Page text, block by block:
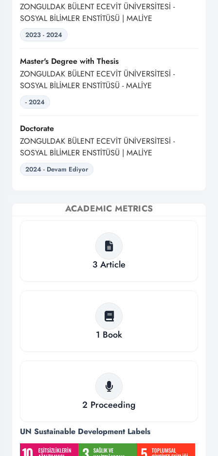
ZONGULDAK BÜLENT ECEVİT ÜNİVERSİTESİ -
SOSYAL BİLİMLER ENSTİTÜSÜ | MALİYE
2023 - 2024
Master's Degree with Thesis
ZONGULDAK BÜLENT ECEVİT ÜNİVERSİTESİ -
SOSYAL BİLİMLER ENSTİTÜSÜ - MALİYE
- 2024
Doctorate
ZONGULDAK BÜLENT ECEVİT ÜNİVERSİTESİ -
SOSYAL BİLİMLER ENSTİTÜSÜ | MALİYE
2024 - Devam Ediyor
ACADEMIC METRICS
3 Article
1 Book
2 Proceeding
UN Sustainable Development Labels